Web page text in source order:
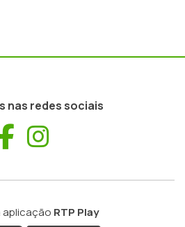
nas redes sociais
Facebook
aplicação RTP Play